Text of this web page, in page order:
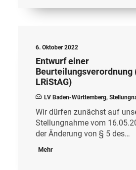
6. Oktober 2022
Entwurf einer
Beurteilungsverordnung
LRiStAG)
LV Baden-Württemberg,
Wir dürfen zunächst auf
Stellungnahme vom
der Änderung von § 5 des…
Mehr